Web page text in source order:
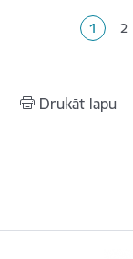
1 2
Drukāt lapu